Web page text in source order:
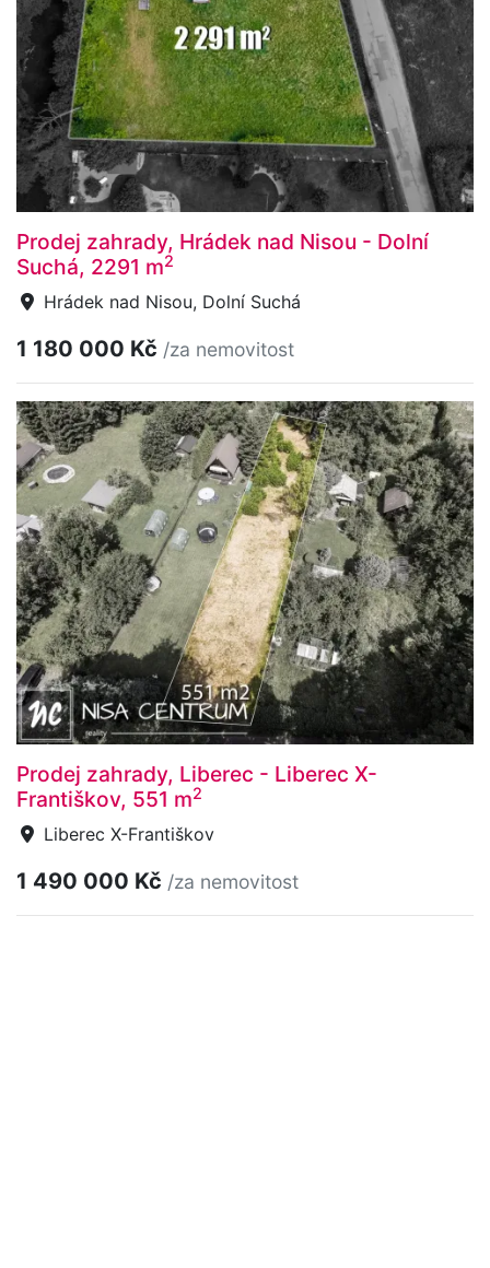
Prodej zahrady, Hrádek nad Nisou - Dolní
Suchá, 2291 m2
Hrádek nad Nisou, Dolní Suchá
1 180 000 Kč /za nemovitost
Prodej zahrady, Liberec - Liberec X-
Františkov, 551 m2
Liberec X-Františkov
1 490 000 Kč /za nemovitost